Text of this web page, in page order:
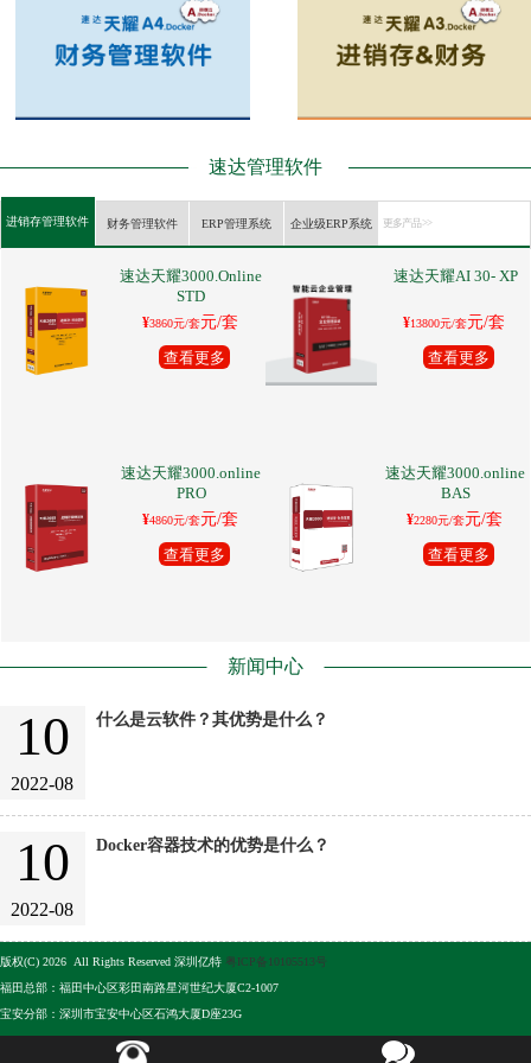
速达管理软件
进销存管理软件 财务管理软件 ERP管理系统 企业级ERP系统 更多产品 >>
速达天耀3000.Online
STD
¥3860元/套元/套
查看更多
速达天耀AI 30- XP
¥13800元/套元/套
查看更多
速达天耀3000.online
PRO
¥4860元/套元/套
查看更多
速达天耀3000.online
BAS
¥2280元/套元/套
查看更多
新闻中心
10
2022-08
什么是云软件？其优势是什么？
10
2022-08
Docker容器技术的优势是什么？
版权(C) 2026 All Rights Reserved 深圳亿特 粤ICP备10105513号
福田总部：福田中心区彩田南路星河世纪大厦C2-1007
宝安分部：深圳市宝安中心区石鸿大厦D座23G